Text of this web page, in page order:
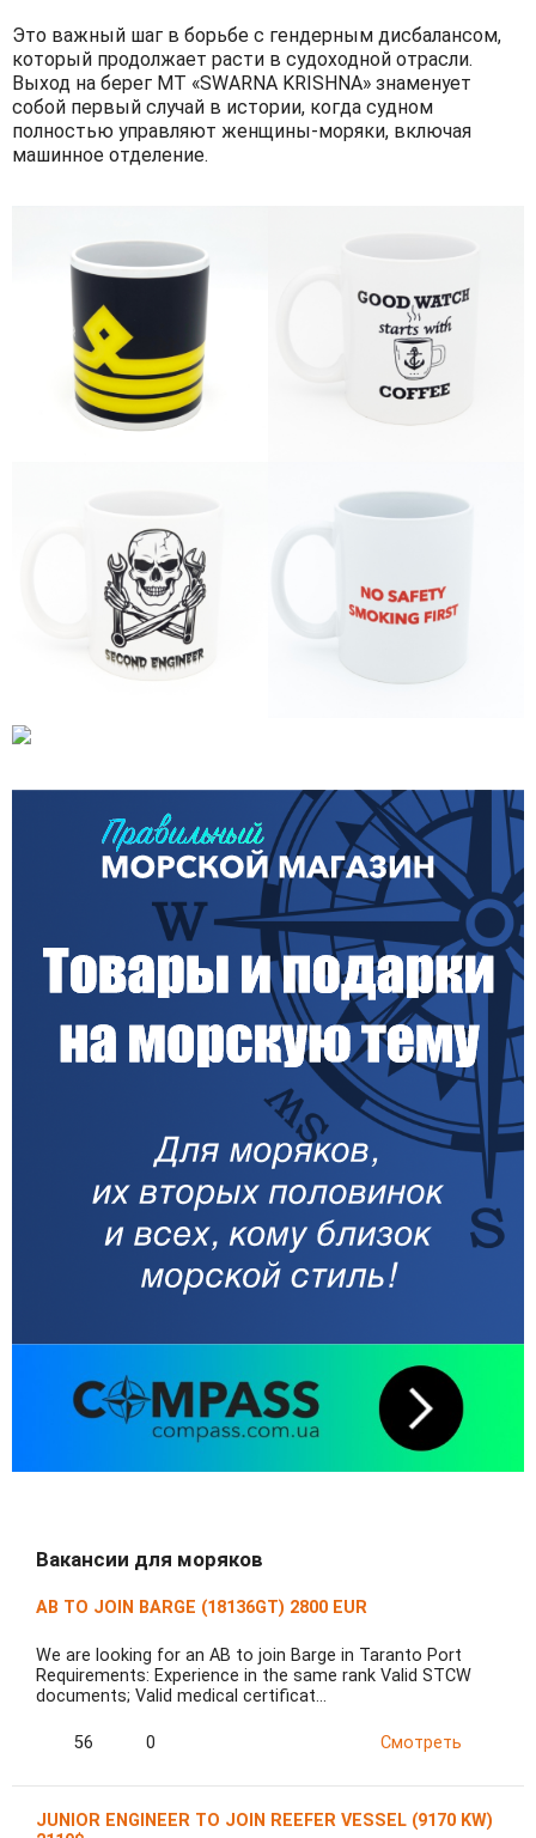
Это важный шаг в борьбе с гендерным дисбалансом,
который продолжает расти в судоходной отрасли.
Выход на берег MT «SWARNA KRISHNA» знаменует
собой первый случай в истории, когда судном
полностью управляют женщины-моряки, включая
машинное отделение.
Вакансии для моряков
AB TO JOIN BARGE (18136GT) 2800 EUR
We are looking for an AB to join Barge in Taranto Port
Requirements: Experience in the same rank Valid STCW
documents; Valid medical certificat…
56 0 Смотреть
JUNIOR ENGINEER TO JOIN REEFER VESSEL (9170 KW)